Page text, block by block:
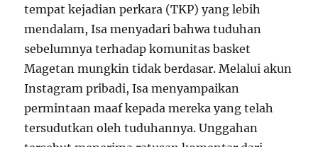
tempat kejadian perkara (TKP) yang lebih
mendalam, Isa menyadari bahwa tuduhan
sebelumnya terhadap komunitas basket
Magetan mungkin tidak berdasar. Melalui akun
Instagram pribadi, Isa menyampaikan
permintaan maaf kepada mereka yang telah
tersudutkan oleh tuduhannya. Unggahan